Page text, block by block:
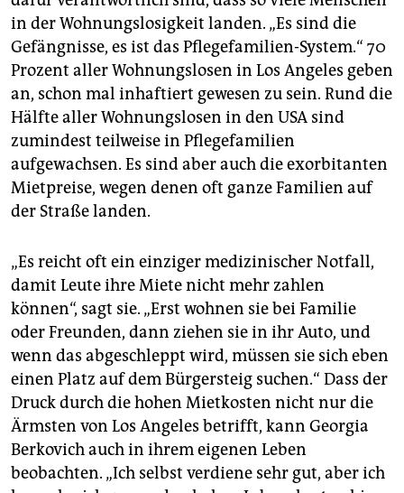
in der Wohnungslosigkeit landen. „Es sind die
Gefängnisse, es ist das Pflegefamilien-System.“ 70
Prozent aller Wohnungslosen in Los Angeles geben
an, schon mal inhaftiert gewesen zu sein. Rund die
Hälfte aller Wohnungslosen in den USA sind
zumindest teilweise in Pflegefamilien
aufgewachsen. Es sind aber auch die exorbitanten
Mietpreise, wegen denen oft ganze Familien auf
der Straße landen.
„Es reicht oft ein einziger medizinischer Notfall,
damit Leute ihre Miete nicht mehr zahlen
können“, sagt sie. „Erst wohnen sie bei Familie
oder Freunden, dann ziehen sie in ihr Auto, und
wenn das abgeschleppt wird, müssen sie sich eben
einen Platz auf dem Bürgersteig suchen.“ Dass der
Druck durch die hohen Mietkosten nicht nur die
Ärmsten von Los Angeles betrifft, kann Georgia
Berkovich auch in ihrem eigenen Leben
beobachten. „Ich selbst verdiene sehr gut, aber ich